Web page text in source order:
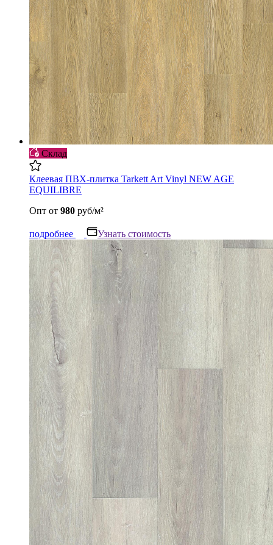
Склад
Клеевая ПВХ-плитка Tarkett Art Vinyl NEW AGE
EQUILIBRE
Опт от 980 руб/м²
подробнее Узнать стоимость